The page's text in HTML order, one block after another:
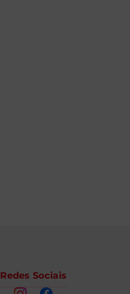
Redes Sociais